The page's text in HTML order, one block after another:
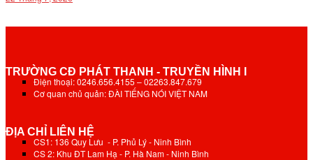
TRƯỜNG CĐ PHÁT THANH - TRUYỀN HÌNH I
Điện thoại: 0246.656.4155 – 02263.847.679
Cơ quan chủ quản: ĐÀI TIẾNG NÓI VIỆT NAM
ĐỊA CHỈ LIÊN HỆ
CS1: 136 Quy Lưu - P. Phủ Lý - Ninh Bình
CS 2: Khu ĐT Lam Hạ - P. Hà Nam - Ninh Bình